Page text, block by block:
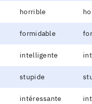
horrible
formidable
intelligente
stupide
intéressante